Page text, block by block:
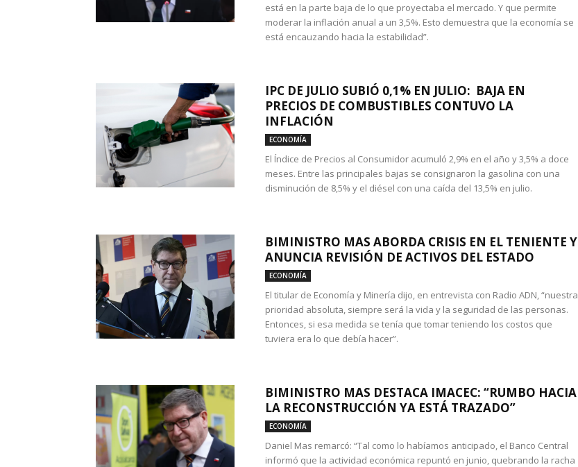
está en la parte baja de lo que proyectaba el mercado. Y que permite
moderar la inflación anual a un 3,5%. Esto demuestra que la economía se
está encauzando hacia la estabilidad”.
IPC DE JULIO SUBIÓ 0,1% EN JULIO: BAJA EN
PRECIOS DE COMBUSTIBLES CONTUVO LA
INFLACIÓN
ECONOMÍA
El Índice de Precios al Consumidor acumuló 2,9% en el año y 3,5% a doce
meses. Entre las principales bajas se consignaron la gasolina con una
disminución de 8,5% y el diésel con una caída del 13,5% en julio.
BIMINISTRO MAS ABORDA CRISIS EN EL TENIENTE Y
ANUNCIA REVISIÓN DE ACTIVOS DEL ESTADO
ECONOMÍA
El titular de Economía y Minería dijo, en entrevista con Radio ADN, “nuestra
prioridad absoluta, siempre será la vida y la seguridad de las personas.
Entonces, si esa medida se tenía que tomar teniendo los costos que
tuviera era lo que debía hacer”.
BIMINISTRO MAS DESTACA IMACEC: “RUMBO HACIA
LA RECONSTRUCCIÓN YA ESTÁ TRAZADO”
ECONOMÍA
Daniel Mas remarcó: “Tal como lo habíamos anticipado, el Banco Central
informó que la actividad económica repuntó en junio, quebrando la racha